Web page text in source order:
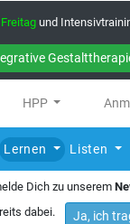
und
HPP
Lernen Listen
Dich zu unserem
dabei.
Ja, ich